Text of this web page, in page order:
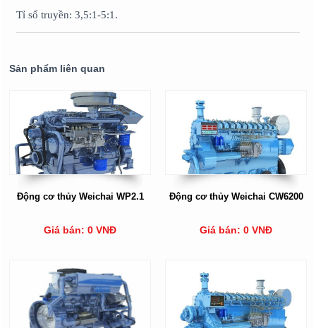
Tỉ số truyền: 3,5:1-5:1.
Sản phẩm liên quan
Động cơ thủy Weichai WP2.1
Giá bán: 0 VNĐ
Động cơ thủy Weichai CW6200
Giá bán: 0 VNĐ